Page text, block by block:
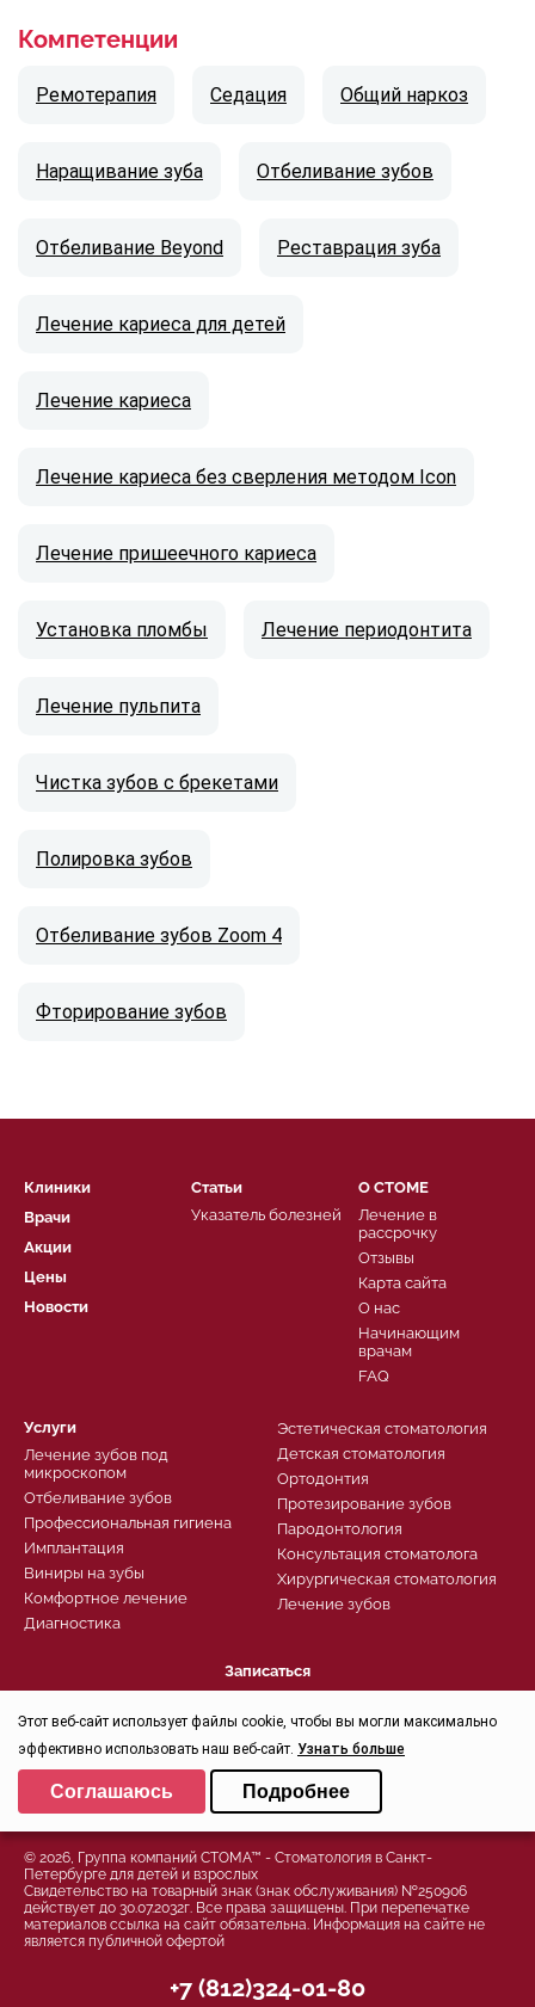
Компетенции
Ремотерапия Седация Общий наркоз
Наращивание зуба Отбеливание зубов
Отбеливание Beyond Реставрация зуба
Лечение кариеса для детей
Лечение кариеса
Лечение кариеса без сверления методом Icon
Лечение пришеечного кариеса
Установка пломбы Лечение периодонтита
Лечение пульпита
Чистка зубов с брекетами
Полировка зубов
Отбеливание зубов Zoom 4
Фторирование зубов
Клиники
Врачи
Акции
Цены
Новости
Услуги
Лечение зубов под
микроскопом
Отбеливание зубов
Профессиональная гигиена
Имплантация
Виниры на зубы
Комфортное лечение
Диагностика
Эстетическая стоматология
Детская стоматология
Ортодонтия
Протезирование зубов
Пародонтология
Консультация стоматолога
Хирургическая стоматология
Лечение зубов
О СТОМЕ
Лечение в
рассрочку
Отзывы
Карта сайта
О нас
Начинающим
врачам
FAQ
Статьи
Указатель болезней
Записаться
Задать вопрос
Контроль качества
© 2026, Группа компаний СТОМА™ - Стоматология в Санкт-
Петербурге для детей и взрослых
Свидетельство на товарный знак (знак обслуживания) №250906
действует до 30.07.2032г. Все права защищены. При перепечатке
материалов ссылка на сайт обязательна. Информация на сайте не
является публичной офертой
+7 (812)324-01-80
Этот веб-сайт использует файлы cookie, чтобы вы могли максимально
эффективно использовать наш веб-сайт. Узнать больше
Выберите настройки cookie
Минимальные
Соглашаюсь Подробнее